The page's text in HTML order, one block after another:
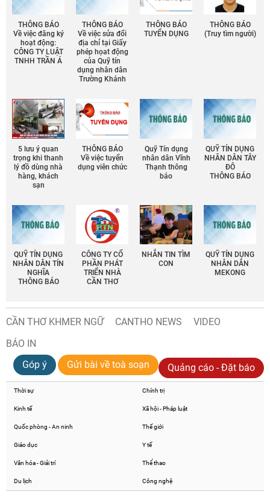
THÔNG BÁO
Về việc đăng ký
hoạt động:
CÔNG TY LUẬT
TNHH TRẦN Á
THÔNG BÁO
Về việc sửa đổi
địa chỉ tại Giấy
phép họat động
của Quỹ tín
dụng nhân dân
Trường Khánh
THÔNG BÁO
TUYỂN DỤNG
THÔNG BÁO
(Truy tìm người)
5 lưu ý quan
trọng khi thanh
lý đồ dùng nhà
hàng, khách
sạn
THÔNG BÁO
Về việc tuyển
dụng viên chức
Quỹ Tín dụng
nhân dân Vĩnh
Thạnh thông
báo
QUỸ TÍN DỤNG
NHÂN DÂN TÂY
ĐÔ
THÔNG BÁO
QUỸ TÍN DỤNG
NHÂN DÂN TÍN
NGHĨA
THÔNG BÁO
CÔNG TY CỔ
PHẦN PHÁT
TRIỂN NHÀ
CẦN THƠ
NHẮN TIN TÌM
CON
QUỸ TÍN DỤNG
NHÂN DÂN
MEKONG
CẦN THƠ KHMER NGỮ CANTHO NEWS
VIDEO
BÁO IN
Góp ý
Gửi bài về toà soạn Quảng cáo - Đặt báo
Thời sự Chính trị
Kinh tế Xã hội - Pháp luật
Quốc phòng - An ninh Thế giới
Giáo dục Y tế
Văn hóa - Giải trí Thể thao
Du lịch Công nghệ